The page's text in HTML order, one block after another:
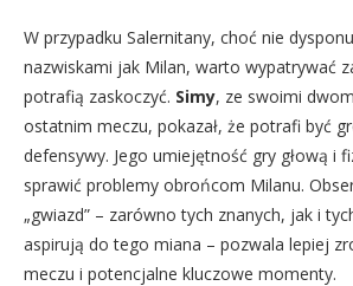
W przypadku Salernitany, choć nie
nazwiskami jak Milan, warto wypatrywać
potrafią zaskoczyć. Simy, ze swoimi
ostatnim meczu, pokazał, że potrafi być
defensywy. Jego umiejętność gry głową i
sprawić problemy obrońcom Milanu.
„gwiazd” – zarówno tych znanych, jak i
aspirują do tego miana – pozwala lepiej
meczu i potencjalne kluczowe momenty.